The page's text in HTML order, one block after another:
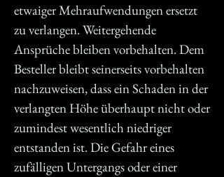
etwaiger Mehraufwendungen ersetzt
zu verlangen. Weitergehende
Ansprüche bleiben vorbehalten. Dem
Besteller bleibt seinerseits vorbehalten
nachzuweisen, dass ein Schaden in der
verlangten Höhe überhaupt nicht oder
zumindest wesentlich niedriger
entstanden ist. Die Gefahr eines
zufälligen Untergangs oder einer